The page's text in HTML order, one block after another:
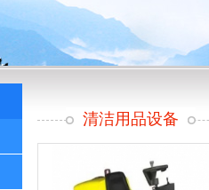
清洁用品设备